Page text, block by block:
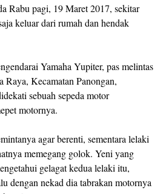
Rabu pagi, 19 Maret 2017, sekitar
keluar dari rumah dan hendak
Yamaha Yupiter, pas melintas
Raya, Kecamatan Panongan,
sebuah sepeda motor
motornya.
agar berenti, sementara lelaki
memegang golok. Yeni yang
gelagat kedua lelaki itu,
dengan nekad dia tabrakan motornya